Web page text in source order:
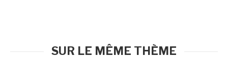
SUR LE MÊME THÈME